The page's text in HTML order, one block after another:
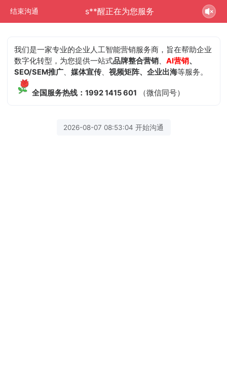
结束沟通 s**醒正在为您服务
我们是一家专业的企业人工智能营销服务商，旨在帮助企业
数字化转型，为您提供一站式品牌整合营销、AI营销、
SEO/SEM推广、媒体宣传、视频矩阵、企业出海等服务。
全国服务热线：1992 1415 601 （微信同号）
2026-08-07 08:53:04 开始沟通